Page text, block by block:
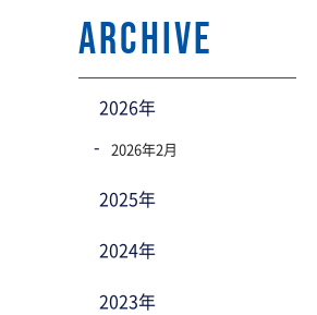
archive
2026年
2026年2月
2025年
2024年
2023年